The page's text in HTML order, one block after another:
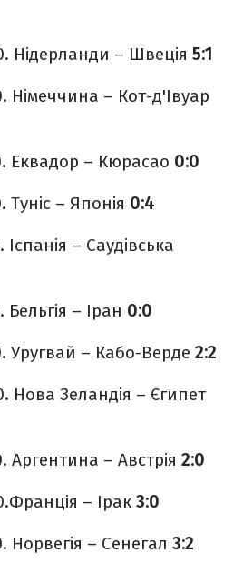
Нідерланди – Швеція 5:1
Німеччина – Кот-д'Івуар
Еквадор – Кюрасао 0:0
Туніс – Японія 0:4
– Саудівська
– Іран 0:0
Уругвай – Кабо-Верде 2:2
Нова Зеландія – Єгипет
Аргентина – Австрія 2:0
– Ірак 3:0
Норвегія – Сенегал 3:2